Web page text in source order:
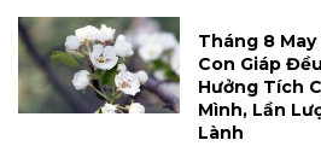
Tháng 8 May
Con Giáp
Hưởng Tích
Mình, Lần
Lành